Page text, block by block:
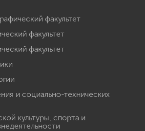
факультет
факультет
факультет
и социально-технических
культуры, спорта и